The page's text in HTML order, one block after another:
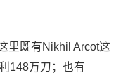
里既有Nikhil Arcot这
148万刀；也有